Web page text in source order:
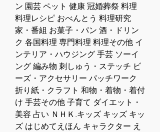
ン 園芸 ペット 健康 冠婚葬祭 料理
料理レシピ おべんとう 料理研究
家・番組 お菓子・パン 酒・ドリン
ク 各国料理 専門料理 料理その他 イ
ンテリア・ハウジング 手芸 ソーイ
ング 編み物 刺しゅう・ステッチ ビ
ーズ・アクセサリー パッチワーク
折り紙・クラフト 和物・着物・着付
け 手芸その他 子育て ダイエット・
美容 占い ＮＨＫ.キッズ キッズ キッ
ズ はじめてえほん キャラクター え